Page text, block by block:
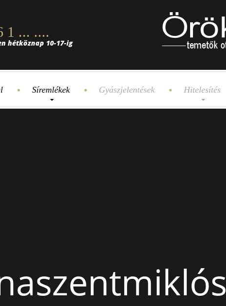
1 ... ....
hétköznap 10-17-ig
Síremlékek Gyászjelentések Hitelesítés